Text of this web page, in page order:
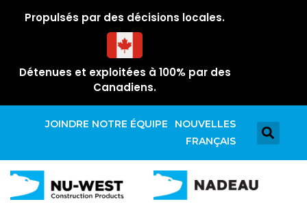
Propulsés par des décisions locales.
Détenues et exploitées à 100% par des
Canadiens.
JOINDRE NOTRE ÉQUIPE
NOUVELLES
FRANÇAIS